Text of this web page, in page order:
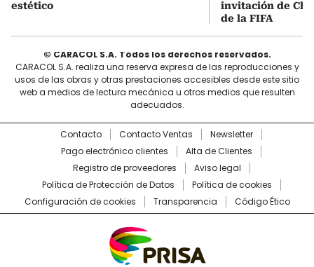
estético
invitación de
de la FIFA
© CARACOL S.A. Todos los derechos reservados.
CARACOL S.A. realiza una reserva expresa de las reproducciones y
usos de las obras y otras prestaciones accesibles desde este sitio
web a medios de lectura mecánica u otros medios que resulten
adecuados.
Contacto Contacto Ventas
Newsletter
Pago electrónico clientes
Alta de Clientes
Registro de proveedores
Aviso legal
Política de Protección de Datos
Política de cookies
Configuración de cookies
Transparencia Código Ético